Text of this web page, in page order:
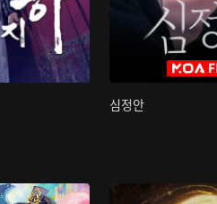
심정안